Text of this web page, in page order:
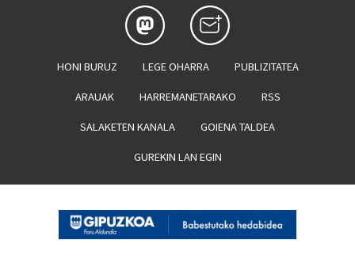
HONI BURUZ LEGE OHARRA PUBLIZITATEA
ARAUAK HARREMANETARAKO RSS
SALAKETEN KANALA GOIENA TALDEA
GUREKIN LAN EGIN